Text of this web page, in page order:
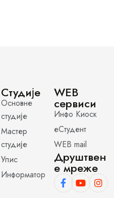
Студије
Основне
студије
Мастер
студије
Упис
Информатор
WEB
сервиси
Инфо Киоск
еСтудент
WEB mail
Друштвен
е мреже